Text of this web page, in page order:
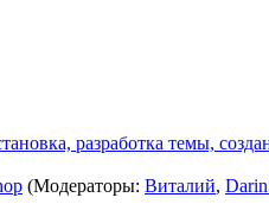
разработка темы,
(Модераторы: Виталий,